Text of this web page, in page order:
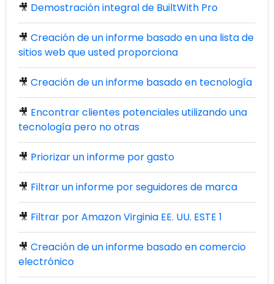
🎥 Demostración integral de BuiltWith Pro
🎥 Creación de un informe basado en una lista de
sitios web que usted proporciona
🎥 Creación de un informe basado en tecnología
🎥 Encontrar clientes potenciales utilizando una
tecnología pero no otras
🎥 Priorizar un informe por gasto
🎥 Filtrar un informe por seguidores de marca
🎥 Filtrar por Amazon Virginia EE. UU. ESTE 1
🎥 Creación de un informe basado en comercio
electrónico